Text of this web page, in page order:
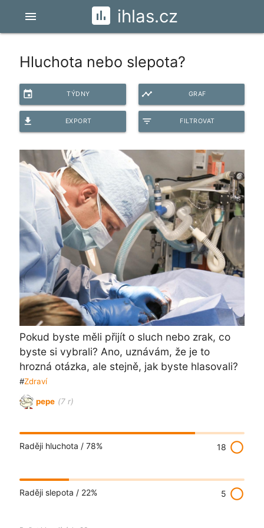
ihlas.cz
menu
Hluchota nebo slepota?
event TÝDNY timeline GRAF
file_download EXPORT filter_list FILTROVAT
Pokud byste měli přijít o sluch nebo zrak, co
byste si vybrali? Ano, uznávám, že je to
hrozná otázka, ale stejně, jak byste hlasovali?
#Zdraví
pepe (7 r)
Raději hluchota / 78% 18 radio_button_unchecked
Raději slepota / 22% 5 radio_button_unchecked